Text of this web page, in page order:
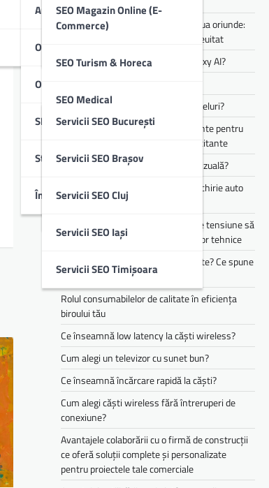
Comunicate De Presă
Audit SEO Tehnic
SEO Magazin Online (E-
Commerce)
SEO Turism & Horeca
SEO Medical
Optimizare SEO On-Page
Optimizare SEO Off-Page
SEO LocalServicii SEO București
Servicii SEO Brașov
Servicii SEO Cluj
Servicii SEO Iași
Servicii SEO Timișoara
Studii De Caz
Întrebări Frecvente (FAQ)
Experiența de party pe care o poți lua oriunde:
sunet portabil pentru vibe-uri de neuitat
Cum lucrezi mai rapid folosind Galaxy AI?
Cum alegi căști pentru muncă și apeluri?
Te simți mereu obosit? Ce suplimente pentru
energie pot ajuta în perioadele solicitante
Cum îți transformă AI experiența vizuală?
Cele mai populare branduri pentru chirie auto
din flota Justrent
Cum te pot ajuta stabilizatoarele de tensiune să
reduci riscurile asociate defecțiunilor tehnice
Copilul tău mănâncă doar 3 alimente? Ce spune
asta despre dezvoltarea lui
Rolul consumabilelor de calitate în eficiența
biroului tău
Ce înseamnă low latency la căști wireless?
Cum alegi un televizor cu sunet bun?
Ce înseamnă încărcare rapidă la căști?
Cum alegi căști wireless fără întreruperi de
conexiune?
Avantajele colaborării cu o firmă de construcții
ce oferă soluții complete și personalizate
pentru proiectele tale comerciale